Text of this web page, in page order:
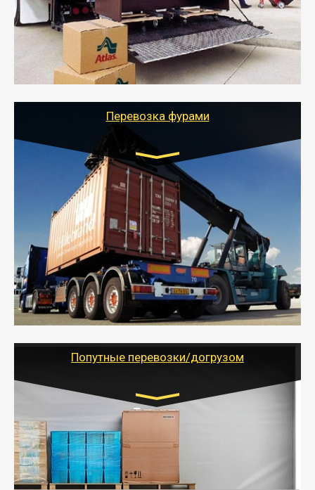
отдельном авто или догрузом (по меньшей
стоимости).
- Тайгер Логистик подберет автотранспорт, быстро и
качественно организует переезд к новому месту
службы или работы с гарантией сохранности груза и
оформлением документов, подтверждающих
Перевозка фурами
Транспорт:
Еврофура Тент от 5 до 10 тонн
грузоподъемность
от 10 000 руб. Возможен догруз
- Доставка фурой до 20 т возможна для больших
объемов грузов, упакованных в коробки, мешки,
паллеты и россыпью в самые отдаленные места
России с гарантией полной сохранности.
- Тайгер Логистик предоставляет услуги по
грузоперевозкам для физических и юридических лиц
Попутные перевозки/догрузом
Транспорт:
Газель (1,5 и 3 тонны), Бычок, Еврофура от 5 до
10 тонн
от 5000 руб. Возможен догруз